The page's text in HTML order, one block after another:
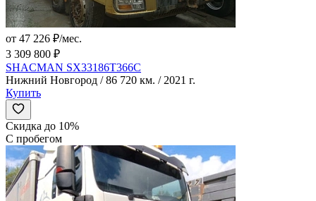
от 47 226 ₽/мес.
3 309 800 ₽
SHACMAN SX33186T366C
Нижний Новгород / 86 720 км. / 2021 г.
Купить
Скидка до 10%
С пробегом